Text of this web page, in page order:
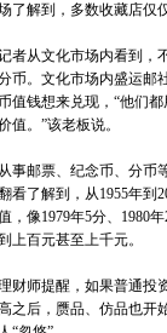
了解到，多数收藏店仅
从文化市场内看到，不
币。文化市场内盛运邮
值钱想来兑现，“他们
值。”该老板说。
邮票、纪念币、分币等
看了解到，从1955年到
，像1979年5分、1980
上百元甚至上千元。
师提醒，如果普通投资
之后，赝品、仿品也开